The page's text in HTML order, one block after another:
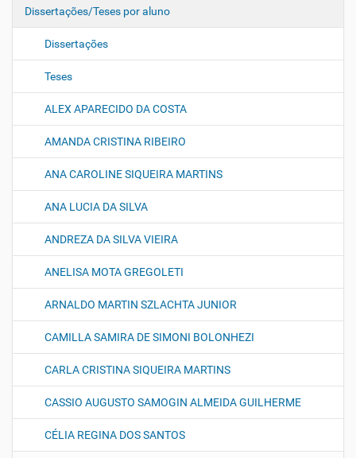
Dissertações/Teses por aluno
Dissertações
Teses
ALEX APARECIDO DA COSTA
AMANDA CRISTINA RIBEIRO
ANA CAROLINE SIQUEIRA MARTINS
ANA LUCIA DA SILVA
ANDREZA DA SILVA VIEIRA
ANELISA MOTA GREGOLETI
ARNALDO MARTIN SZLACHTA JUNIOR
CAMILLA SAMIRA DE SIMONI BOLONHEZI
CARLA CRISTINA SIQUEIRA MARTINS
CASSIO AUGUSTO SAMOGIN ALMEIDA GUILHERME
CÉLIA REGINA DOS SANTOS